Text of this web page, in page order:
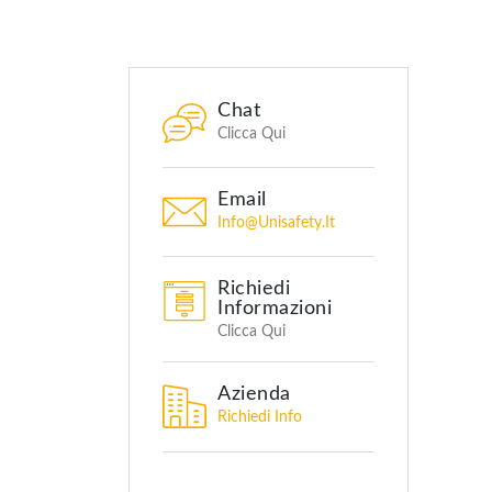
Chat
Clicca Qui
Email
Info@unisafety.it
Richiedi
Informazioni
Clicca Qui
Azienda
Richiedi Info